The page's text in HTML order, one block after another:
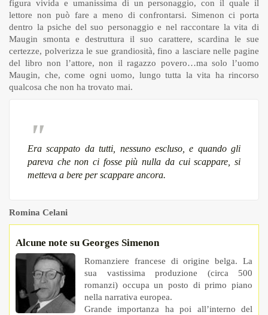
figura vivida e umanissima di un personaggio, con il quale il
lettore non può fare a meno di confrontarsi. Simenon ci porta
dentro la psiche del suo personaggio e nel raccontare la vita di
Maugin smonta e destruttura il suo carattere, scardina le sue
certezze, polverizza le sue grandiosità, fino a lasciare nelle pagine
del libro non l’attore, non il ragazzo povero…ma solo l’uomo
Maugin, che, come ogni uomo, lungo tutta la vita ha rincorso
qualcosa che non ha trovato mai.
Era scappato da tutti, nessuno escluso, e quando gli
pareva che non ci fosse più nulla da cui scappare, si
metteva a bere per scappare ancora.
Romina Celani
Alcune note su Georges Simenon
Romanziere francese di origine belga. La
sua vastissima produzione (circa 500
romanzi) occupa un posto di primo piano
nella narrativa europea.
Grande importanza ha poi all’interno del